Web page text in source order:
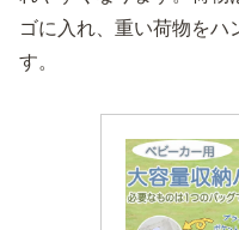
ゴに入れ、重い荷物をハ
す。